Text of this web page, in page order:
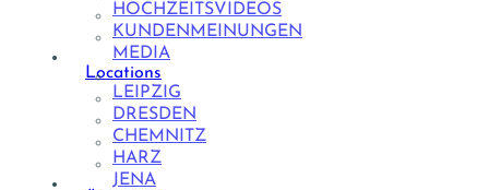
HOCHZEITSVIDEOS
KUNDENMEINUNGEN
MEDIA
Locations
LEIPZIG
DRESDEN
CHEMNITZ
HARZ
JENA